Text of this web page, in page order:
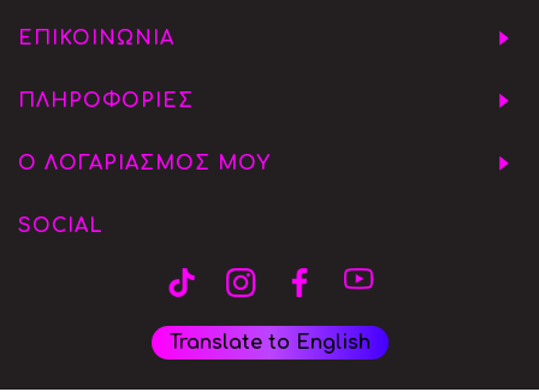
ΕΠΙΚΟΙΝΩΝΙΑ
ΠΛΗΡΟΦΟΡΙΕΣ
Ο ΛΟΓΑΡΙΑΣΜΟΣ ΜΟΥ
SOCIAL
Translate to English